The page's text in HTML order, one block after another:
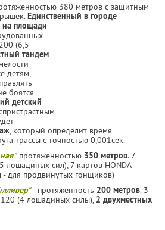
380 метров с защитным
Единственный в городе
площади
(6,5
тандем
детям,
боятся
детский
, который определит время
трассы с точностью 0,001сек.
протяженностью 350 метров. 7
лошадиных сил), 7 картов HONDA
для продвинутых гонщиков)
- протяженность 200 метров. 3
(4 лошадиных силы), 2 двухместных